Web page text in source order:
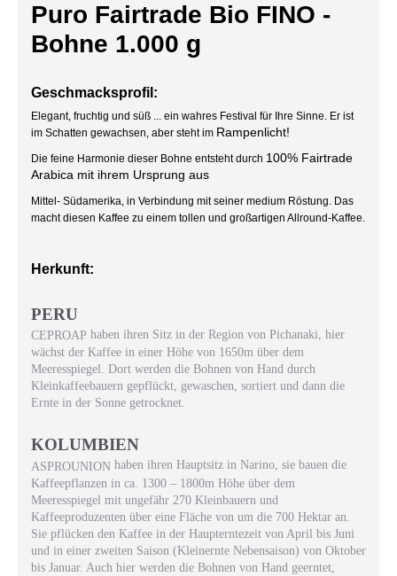
Puro Fairtrade Bio FINO -
Bohne 1.000 g
Geschmacksprofil:
Elegant, fruchtig und süß ... ein wahres Festival für Ihre Sinne. Er ist
im Schatten gewachsen, aber steht im Rampenlicht!
Die feine Harmonie dieser Bohne entsteht durch 100% Fairtrade
Arabica mit ihrem Ursprung aus
Mittel- Südamerika, in Verbindung mit seiner medium Röstung. Das
macht diesen Kaffee zu einem tollen und großartigen Allround-Kaffee.
Herkunft:
PERU
CEPROAP haben ihren Sitz in der Region von Pichanaki, hier
wächst der Kaffee in einer Höhe von 1650m über dem
Meeresspiegel. Dort werden die Bohnen von Hand durch
Kleinkaffeebauern gepflückt, gewaschen, sortiert und dann die
Ernte in der Sonne getrocknet.
KOLUMBIEN
ASPROUNION haben ihren Hauptsitz in Narino, sie bauen die
Kaffeepflanzen in ca. 1300 – 1800m Höhe über dem
Meeresspiegel mit ungefähr 270 Kleinbauern und
Kaffeeproduzenten über eine Fläche von um die 700 Hektar an.
Sie pflücken den Kaffee in der Haupterntezeit von April bis Juni
und in einer zweiten Saison (Kleinernte Nebensaison) von Oktober
bis Januar. Auch hier werden die Bohnen von Hand geerntet,